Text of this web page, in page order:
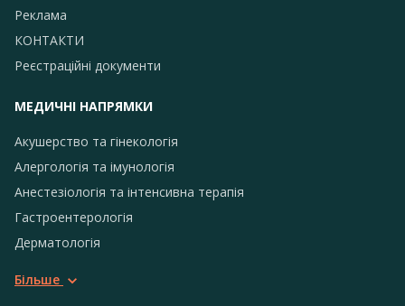
Реклама
КОНТАКТИ
Реєстраційні документи
МЕДИЧНІ НАПРЯМКИ
Акушерство та гінекологія
Алергологія та імунологія
Анестезіологія та інтенсивна терапія
Гастроентерологія
Дерматологія
Більше